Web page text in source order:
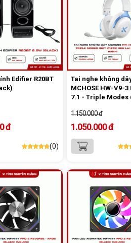
Edifier R20BT
đ
(0)
Tai nghe không
MCHOSE HW-V9-3
7.1 - Triple Modes
hành)
1.150.000 đ
1.050.000 đ